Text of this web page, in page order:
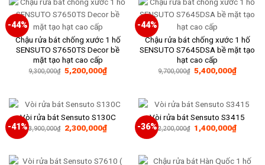
-44%
Chậu rửa bát chống xước 1 hố
SENSUTO S7650TS Decor bề
mặt tạo hạt cao cấp
9,300,000₫ Giá
gốc
5,200,000₫Giá
hiện
5,200,000₫.
-44%
Chậu rửa bát chống xước 1 hố
SENSUTO S7645DSA bề mặt tạo
hạt cao cấp
9,700,000₫ Giá
gốc
5,400,000₫Giá
hiện
-41%
Vòi rửa bát Sensuto S130C
3,900,000₫ Giá
gốc
2,300,000₫Giá
hiện
2,300,000₫.
-36%
Vòi rửa bát Sensuto S3415
2,200,000₫ Giá
gốc
1,400,000₫Giá
hiện